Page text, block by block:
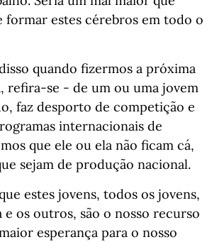
formar estes cérebros em todo o
quando fizermos a próxima
refira-se - de um ou uma jovem
faz desporto de competição e
internacionais de
que ele ou ela não ficam cá,
sejam de produção nacional.
estes jovens, todos os jovens,
e os outros, são o nosso recurso
esperança para o nosso